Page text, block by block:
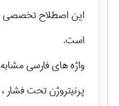
این اصطلاح تخصصی
است.
واژه های فارسی
پرنیتروژن تحت فشار